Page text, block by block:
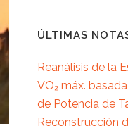
ÚLTIMAS
Reanálisis de la
VO₂ máx.
de Potencia de
Reconstrucción